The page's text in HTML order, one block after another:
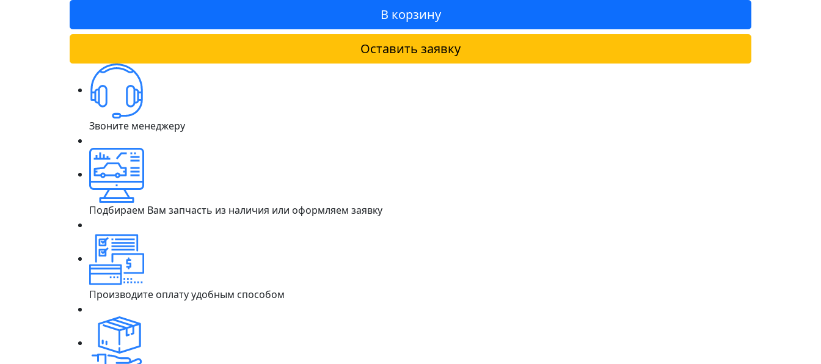
В корзину
Оставить заявку
Звоните менеджеру
Подбираем Вам запчасть из наличия или оформляем заявку
Производите оплату удобным способом